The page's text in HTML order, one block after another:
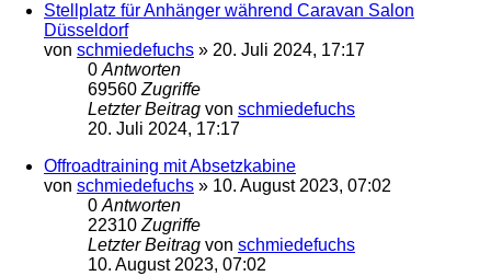
Stellplatz für Anhänger während Caravan Salon
Düsseldorf
von schmiedefuchs » 20. Juli 2024, 17:17
0 Antworten
69560 Zugriffe
Letzter Beitrag von schmiedefuchs
20. Juli 2024, 17:17
Offroadtraining mit Absetzkabine
von schmiedefuchs » 10. August 2023, 07:02
0 Antworten
22310 Zugriffe
Letzter Beitrag von schmiedefuchs
10. August 2023, 07:02